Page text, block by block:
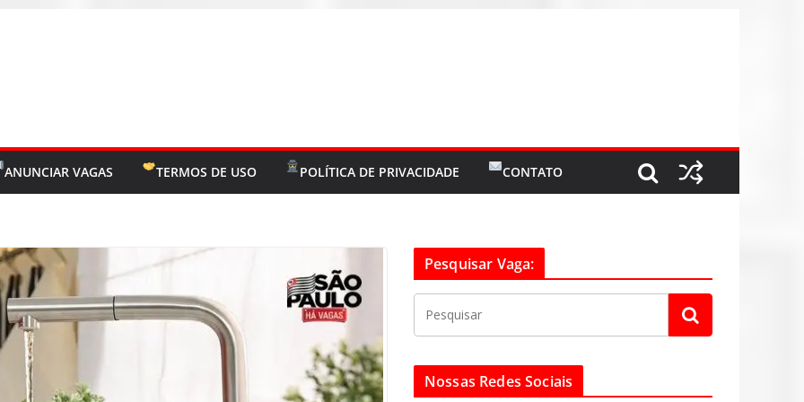
ANUNCIAR VAGAS TERMOS DE USO POLÍTICA DE PRIVACIDADE CONTATO
Pesquisar Vaga:
Nossas Redes Sociais